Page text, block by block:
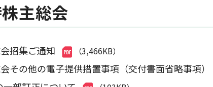
主総会
招集ご通知 （3,466KB）
その他の電子提供措置事項（交付書面省略事項）